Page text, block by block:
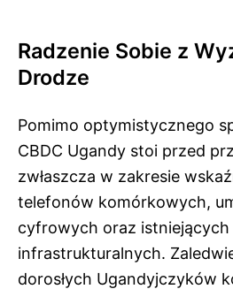
Radzenie Sobie z
Drodze
Pomimo optymistycznego
CBDC Ugandy stoi przed
zwłaszcza w zakresie
telefonów komórkowych,
cyfrowych oraz
infrastrukturalnych.
dorosłych Ugandyjczyków